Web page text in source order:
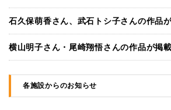
石久保萌香さん、武石トシ子さんの作品
横山明子さん・尾崎翔悟さんの作品が掲
各施設からのお知らせ